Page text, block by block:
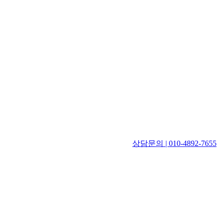
상담문의 | 010-4892-7655